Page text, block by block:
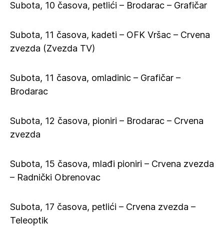
Subota, 10 časova, petlići – Brodarac – Grafičar
Subota, 11 časova, kadeti – OFK Vršac – Crvena
zvezda (Zvezda TV)
Subota, 11 časova, omladinic – Grafičar –
Brodarac
Subota, 12 časova, pioniri – Brodarac – Crvena
zvezda
Subota, 15 časova, mlađi pioniri – Crvena zvezda
– Radnički Obrenovac
Subota, 17 časova, petlići – Crvena zvezda –
Teleoptik